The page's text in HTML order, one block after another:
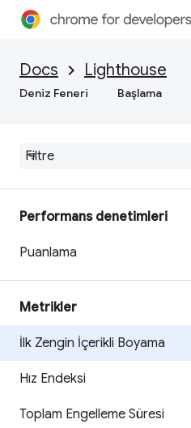
Docs Lighthouse
Deniz Feneri Başlama
Performans denetimleri
Puanlama
Metrikler
İlk Zengin İçerikli Boyama
Hız Endeksi
Toplam Engelleme Süresi